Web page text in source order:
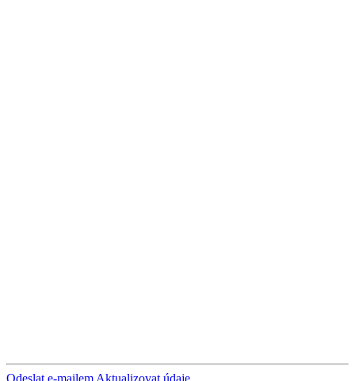
Odeslat e-mailem Aktualizovat údaje